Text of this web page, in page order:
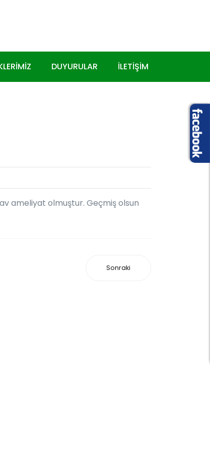
DUYURULAR İLETIŞIM
ameliyat olmuştur. Geçmiş olsun
Sonraki